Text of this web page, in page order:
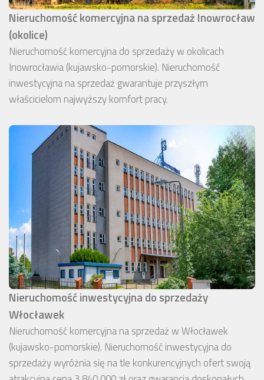
Nieruchomość komercyjna na sprzedaż Inowrocław
(okolice)
Nieruchomość komercyjna do sprzedaży w okolicach
Inowrocławia (kujawsko-pomorskie). Nieruchomość
inwestycyjna na sprzedaż gwarantuje przyszłym
właścicielom najwyższy komfort pracy.
Nieruchomość inwestycyjna do sprzedaży
Włocławek
Nieruchomość komercyjna na sprzedaż w Włocławek
(kujawsko-pomorskie). Nieruchomość inwestycyjna do
sprzedaży wyróżnia się na tle konkurencyjnych ofert swoją